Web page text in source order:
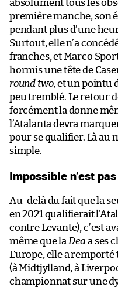
absolument tous les
première manche, son
pendant plus d’une
Surtout, elle n’a
franches, et Marco
hormis une tête de
round two, et un pointu
peu tremblé. Le retour
forcément la donne
l’Atalanta devra
pour se qualifier. Là au
simple.
Impossible n’est
Au-delà du fait que la
en 2021 qualifierait
contre Levante), c’est
même que la Dea a ses
Europe, elle a remporté
(à Midtjylland, à
championnat sur une